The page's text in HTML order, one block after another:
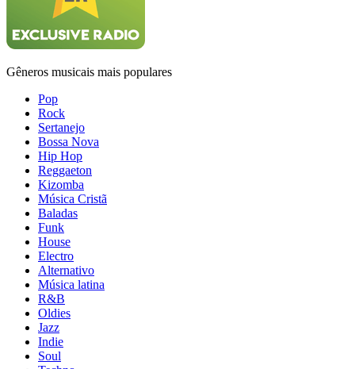
Gêneros musicais mais populares
Pop
Rock
Sertanejo
Bossa Nova
Hip Hop
Reggaeton
Kizomba
Música Cristã
Baladas
Funk
House
Electro
Alternativo
Música latina
R&B
Oldies
Jazz
Indie
Soul